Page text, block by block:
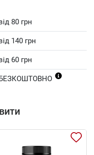
80 грн
140 грн
60 грн